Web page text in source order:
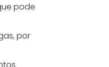
pode
por